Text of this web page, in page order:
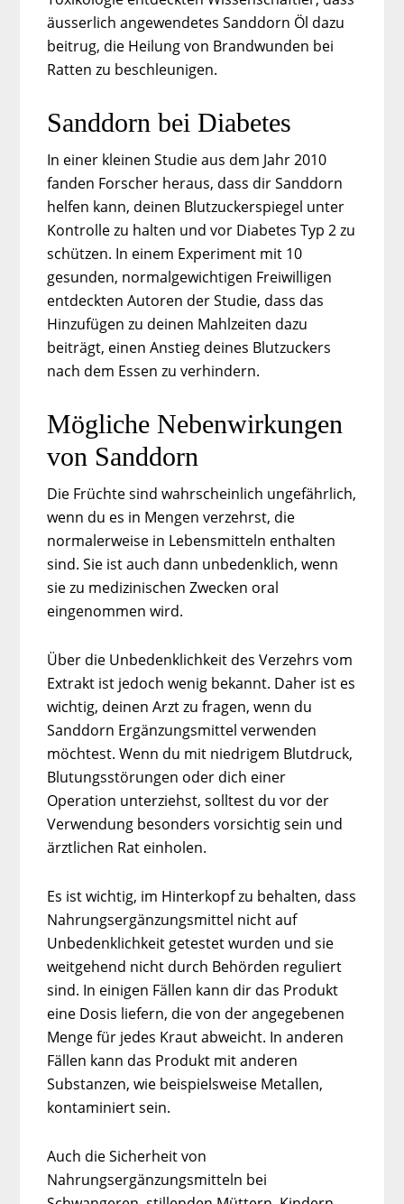
äusserlich angewendetes Sanddorn Öl dazu
beitrug, die Heilung von Brandwunden bei
Ratten zu beschleunigen.
Sanddorn bei Diabetes
In einer kleinen Studie aus dem Jahr 2010
fanden Forscher heraus, dass dir Sanddorn
helfen kann, deinen Blutzuckerspiegel unter
Kontrolle zu halten und vor Diabetes Typ 2 zu
schützen. In einem Experiment mit 10
gesunden, normalgewichtigen Freiwilligen
entdeckten Autoren der Studie, dass das
Hinzufügen zu deinen Mahlzeiten dazu
beiträgt, einen Anstieg deines Blutzuckers
nach dem Essen zu verhindern.
Mögliche Nebenwirkungen
von Sanddorn
Die Früchte sind wahrscheinlich ungefährlich,
wenn du es in Mengen verzehrst, die
normalerweise in Lebensmitteln enthalten
sind. Sie ist auch dann unbedenklich, wenn
sie zu medizinischen Zwecken oral
eingenommen wird.
Über die Unbedenklichkeit des Verzehrs vom
Extrakt ist jedoch wenig bekannt. Daher ist es
wichtig, deinen Arzt zu fragen, wenn du
Sanddorn Ergänzungsmittel verwenden
möchtest. Wenn du mit niedrigem Blutdruck,
Blutungsstörungen oder dich einer
Operation unterziehst, solltest du vor der
Verwendung besonders vorsichtig sein und
ärztlichen Rat einholen.
Es ist wichtig, im Hinterkopf zu behalten, dass
Nahrungsergänzungsmittel nicht auf
Unbedenklichkeit getestet wurden und sie
weitgehend nicht durch Behörden reguliert
sind. In einigen Fällen kann dir das Produkt
eine Dosis liefern, die von der angegebenen
Menge für jedes Kraut abweicht. In anderen
Fällen kann das Produkt mit anderen
Substanzen, wie beispielsweise Metallen,
kontaminiert sein.
Auch die Sicherheit von
Nahrungsergänzungsmitteln bei